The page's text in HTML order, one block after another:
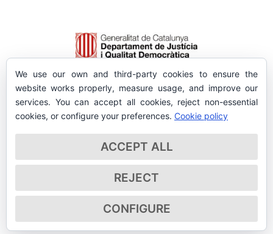
We use our own and third-party cookies to ensure the
website works properly, measure usage, and improve our
services. You can accept all cookies, reject non-essential
cookies, or configure your preferences. Cookie policy
ACCEPT ALL
REJECT
CONFIGURE